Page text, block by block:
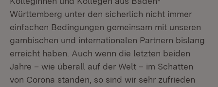
Württemberg unter den sicherlich nicht immer
einfachen Bedingungen gemeinsam mit unseren
gambischen und internationalen Partnern bislang
erreicht haben. Auch wenn die letzten beiden
Jahre – wie überall auf der Welt – im Schatten
von Corona standen, so sind wir sehr zufrieden